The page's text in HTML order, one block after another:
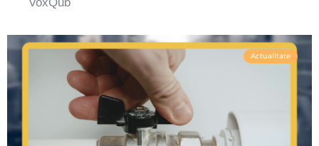
Actualitate